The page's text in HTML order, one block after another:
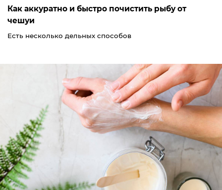
Как аккуратно и быстро почистить рыбу от
чешуи
Есть несколько дельных способов